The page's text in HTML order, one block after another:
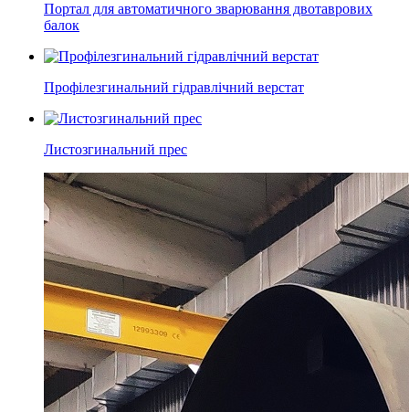
Портал для автоматичного зварювання двотаврових
балок
Профілезгинальний гідравлічний верстат
Листозгинальний прес